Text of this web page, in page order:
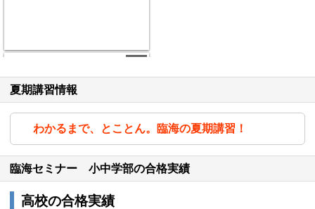
2/6
夏期講習情報
わかるまで、とことん。臨海の夏期講習！
臨海セミナー 小中学部の合格実績
高校の合格実績